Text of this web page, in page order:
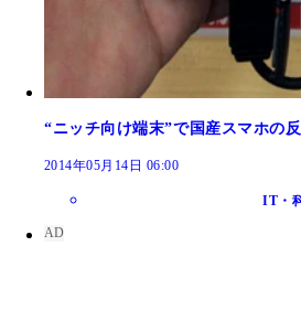
“ニッチ向け端末”で国産スマホの
2014年05月14日 06:00
IT・